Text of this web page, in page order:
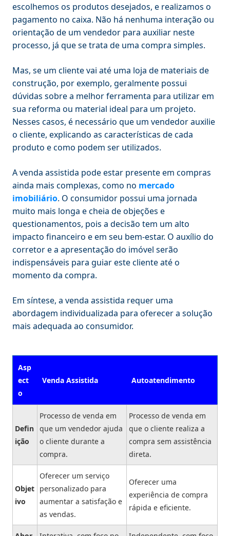
escolhemos os produtos desejados, e realizamos o
pagamento no caixa. Não há nenhuma interação ou
orientação de um vendedor para auxiliar neste
processo, já que se trata de uma compra simples.
Mas, se um cliente vai até uma loja de materiais de
construção, por exemplo, geralmente possui
dúvidas sobre a melhor ferramenta para utilizar em
sua reforma ou material ideal para um projeto.
Nesses casos, é necessário que um vendedor auxilie
o cliente, explicando as características de cada
produto e como podem ser utilizados.
A venda assistida pode estar presente em compras
ainda mais complexas, como no mercado
imobiliário. O consumidor possui uma jornada
muito mais longa e cheia de objeções e
questionamentos, pois a decisão tem um alto
impacto financeiro e em seu bem-estar. O auxílio do
corretor e a apresentação do imóvel serão
indispensáveis para guiar este cliente até o
momento da compra.
Em síntese, a venda assistida requer uma
abordagem individualizada para oferecer a solução
mais adequada ao consumidor.
Asp
ect
o
Venda Assistida Autoatendimento
Defin
ição
Processo de venda em
que um vendedor ajuda
o cliente durante a
compra.
Processo de venda em
que o cliente realiza a
compra sem assistência
direta.
Objet
ivo
Oferecer um serviço
personalizado para
aumentar a satisfação e
as vendas.
Oferecer uma
experiência de compra
rápida e eficiente.